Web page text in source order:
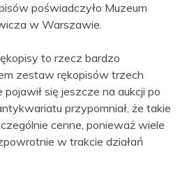
poświadczyło Muzeum
w Warszawie.
to rzecz bardzo
zestaw rękopisów trzech
się jeszcze na aukcji po
przypomniał, że takie
cenne, ponieważ wiele
w trakcie działań